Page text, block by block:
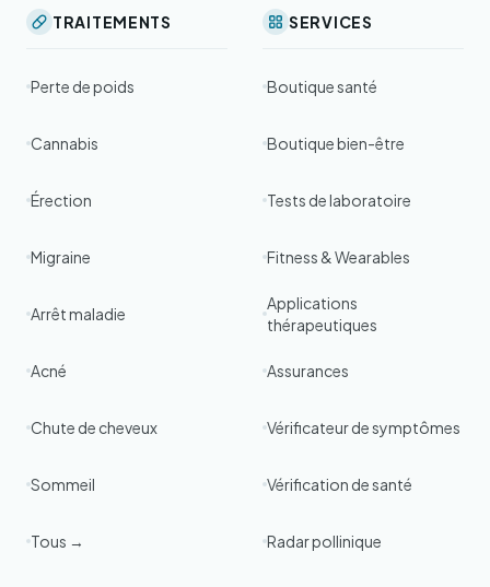
TRAITEMENTS
Perte de poids
Cannabis
Érection
Migraine
Arrêt maladie
Acné
Chute de cheveux
Sommeil
Tous →
SERVICES
Boutique santé
Boutique bien-être
Tests de laboratoire
Fitness & Wearables
Applications
thérapeutiques
Assurances
Vérificateur de symptômes
Vérification de santé
Radar pollinique